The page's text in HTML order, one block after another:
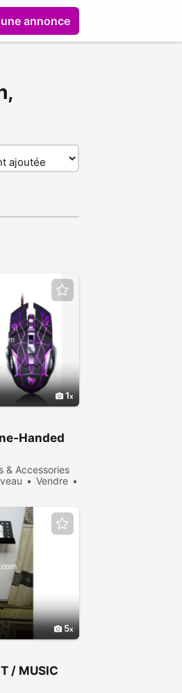
annonce
1
Handed
& Accessories
Vendre
5
/ MUSIC